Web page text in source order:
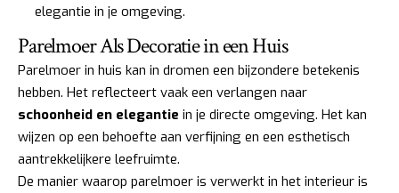
elegantie in je omgeving.
Parelmoer Als Decoratie in een Huis
Parelmoer in huis kan in dromen een bijzondere betekenis
hebben. Het reflecteert vaak een verlangen naar
schoonheid en elegantie in je directe omgeving. Het kan
wijzen op een behoefte aan verfijning en een esthetisch
aantrekkelijkere leefruimte.
De manier waarop parelmoer is verwerkt in het interieur is